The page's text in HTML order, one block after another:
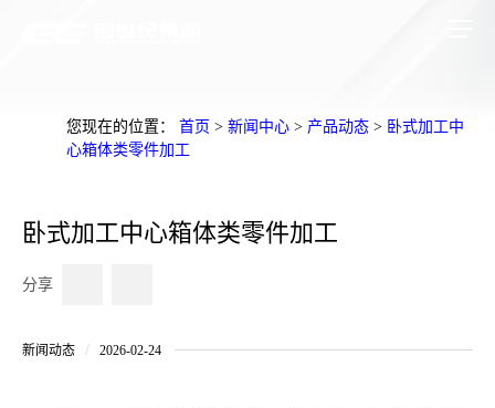
您现在的位置： 首页 > 新闻中心 > 产品动态 > 卧式加工中
心箱体类零件加工
卧式加工中心箱体类零件加工
分享
新闻动态 / 2026-02-24